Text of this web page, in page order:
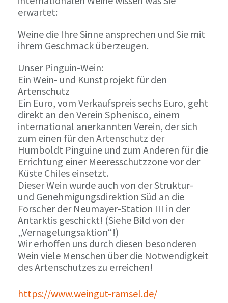
erwartet:
Weine die Ihre Sinne ansprechen und Sie mit
ihrem Geschmack überzeugen.
Unser Pinguin-Wein:
Ein Wein- und Kunstprojekt für den
Artenschutz
Ein Euro, vom Verkaufspreis sechs Euro, geht
direkt an den Verein Sphenisco, einem
international anerkannten Verein, der sich
zum einen für den Artenschutz der
Humboldt Pinguine und zum Anderen für die
Errichtung einer Meeresschutzzone vor der
Küste Chiles einsetzt.
Dieser Wein wurde auch von der Struktur-
und Genehmigungsdirektion Süd an die
Forscher der Neumayer-Station III in der
Antarktis geschickt! (Siehe Bild von der
„Vernagelungsaktion“!)
Wir erhoffen uns durch diesen besonderen
Wein viele Menschen über die Notwendigkeit
des Artenschutzes zu erreichen!
https://www.weingut-ramsel.de/